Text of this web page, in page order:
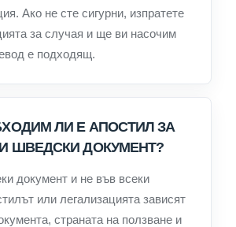
Ако не сте сигурни, изпратете
за случая и ще ви насочим
е подходящ.
ЛИ Е АПОСТИЛ ЗА
ШВЕДСКИ ДОКУМЕНТ?
документ и не във всеки
или легализацията зависят
страната на ползване и